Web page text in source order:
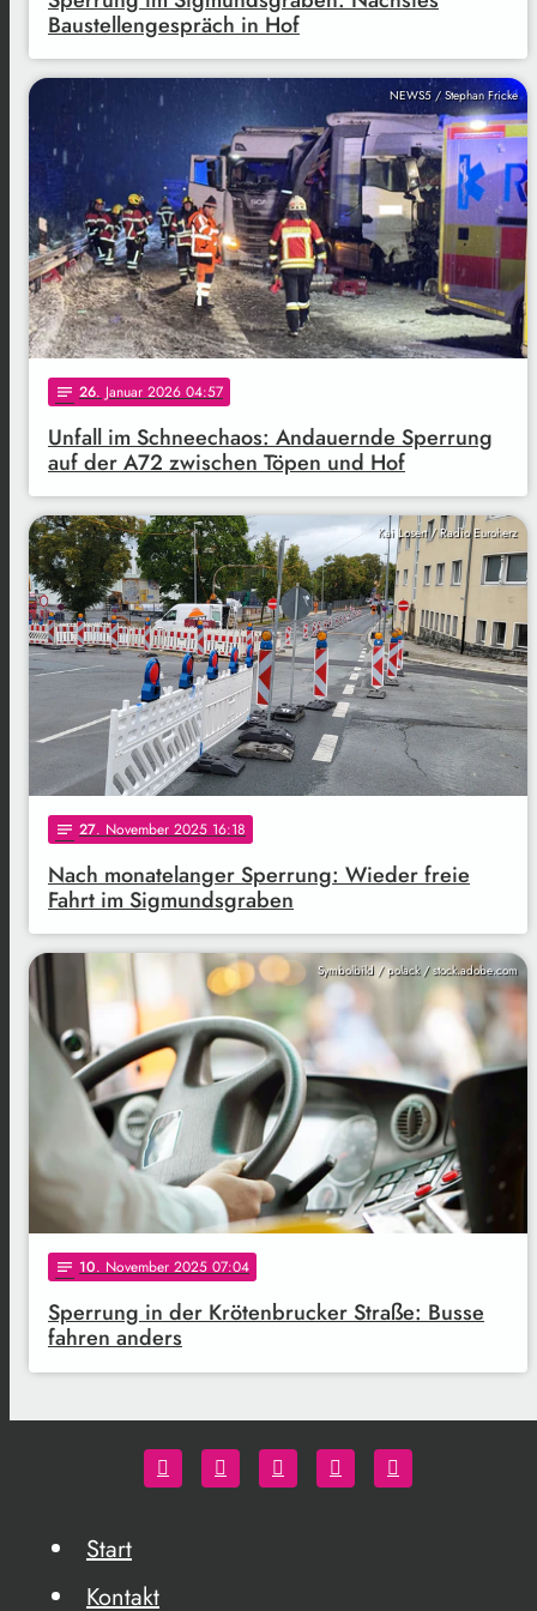
Baustellengespräch in Hof
NEWS5 / Stephan Fricke
notes 26. Januar 2026 04:57
Unfall im Schneechaos: Andauernde Sperrung
auf der A72 zwischen Töpen und Hof
Kai Losert / Radio Euroherz
notes 27. November 2025 16:18
Nach monatelanger Sperrung: Wieder freie
Fahrt im Sigmundsgraben
Symbolbild / polack / stock.adobe.com
notes 10. November 2025 07:04
Sperrung in der Krötenbrucker Straße: Busse
fahren anders
Start
Kontakt